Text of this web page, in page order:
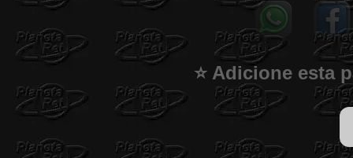
⭐ Adicione esta